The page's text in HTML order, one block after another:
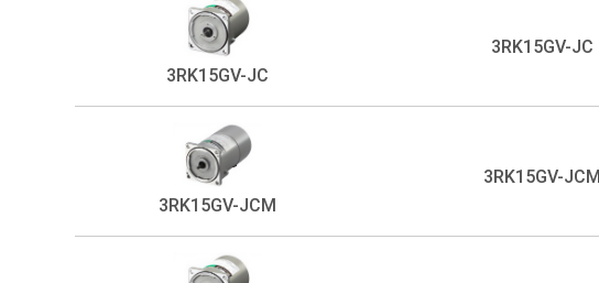
3RK15GV-JC
3RK15GV-JC
3RK15GV-JCM
3RK15GV-JCM